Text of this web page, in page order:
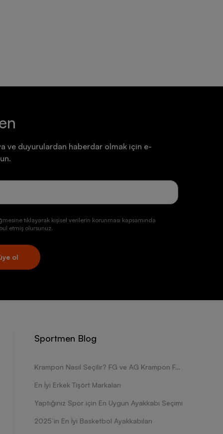
ve duyurulardan haberdar olmak için e-
tıklayarak kişisel verilerin korunması kapsamında
etmiş olursunuz.
ol
Sportmen Blog
Krampon Nasıl Seçilir? FG ve AG Krampon Farkları Nelerdir?
En İyi Erkek Tişört Markaları
Yaptığınız Spor için En Uygun Ayakkabı Seçimi
2025’in En İyi Basketbol Ayakkabıları